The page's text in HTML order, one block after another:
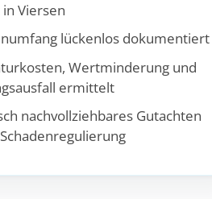
Viersen
lückenlos dokumentiert
Wertminderung und
ermittelt
nachvollziehbares Gutachten